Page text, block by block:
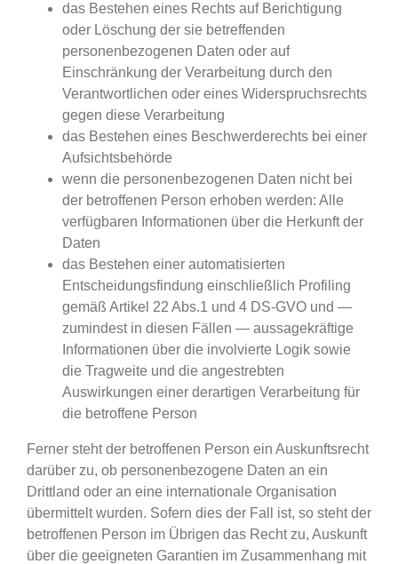
das Bestehen eines Rechts auf Berichtigung
oder Löschung der sie betreffenden
personenbezogenen Daten oder auf
Einschränkung der Verarbeitung durch den
Verantwortlichen oder eines Widerspruchsrechts
gegen diese Verarbeitung
das Bestehen eines Beschwerderechts bei einer
Aufsichtsbehörde
wenn die personenbezogenen Daten nicht bei
der betroffenen Person erhoben werden: Alle
verfügbaren Informationen über die Herkunft der
Daten
das Bestehen einer automatisierten
Entscheidungsfindung einschließlich Profiling
gemäß Artikel 22 Abs.1 und 4 DS-GVO und —
zumindest in diesen Fällen — aussagekräftige
Informationen über die involvierte Logik sowie
die Tragweite und die angestrebten
Auswirkungen einer derartigen Verarbeitung für
die betroffene Person
Ferner steht der betroffenen Person ein Auskunftsrecht
darüber zu, ob personenbezogene Daten an ein
Drittland oder an eine internationale Organisation
übermittelt wurden. Sofern dies der Fall ist, so steht der
betroffenen Person im Übrigen das Recht zu, Auskunft
über die geeigneten Garantien im Zusammenhang mit